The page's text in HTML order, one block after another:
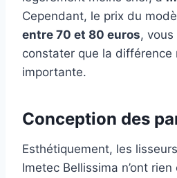
Cependant, le prix du
entre 70 et 80 euros,
constater que la différence
importante.
Conception des
Esthétiquement, les
Imetec Bellissima n’ont